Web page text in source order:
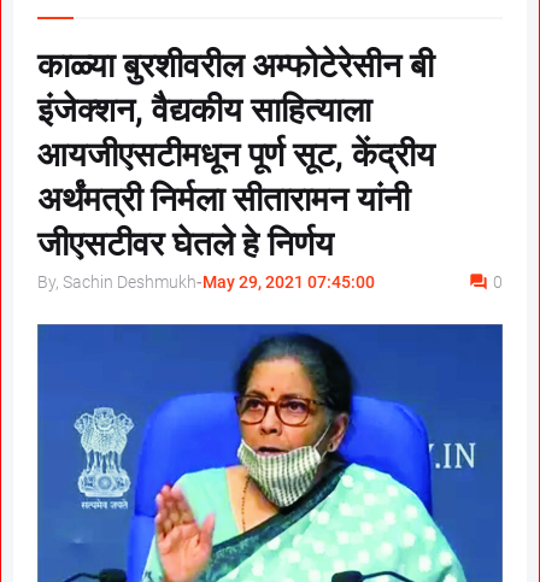
काळ्या बुरशीवरील अम्फोटेरेसीन बी
इंजेक्शन, वैद्यकीय साहित्याला
आयजीएसटीमधून पूर्ण सूट, केंद्रीय
अर्थंमत्री निर्मला सीतारामन यांनी
जीएसटीवर घेतले हे निर्णय
By, Sachin Deshmukh-May 29, 2021 07:45:00 0